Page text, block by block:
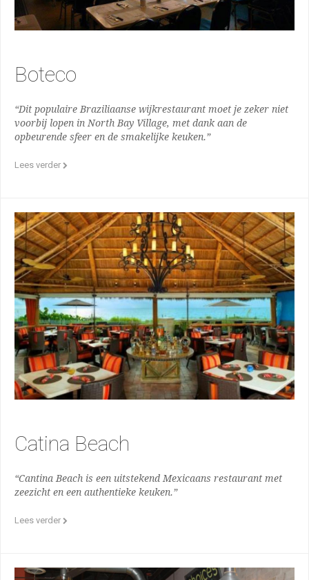
Boteco
“Dit populaire Braziliaanse wijkrestaurant moet je zeker niet
voorbij lopen in North Bay Village, met dank aan de
opbeurende sfeer en de smakelijke keuken.”
Lees verder
Catina Beach
“Cantina Beach is een uitstekend Mexicaans restaurant met
zeezicht en een authentieke keuken.”
Lees verder